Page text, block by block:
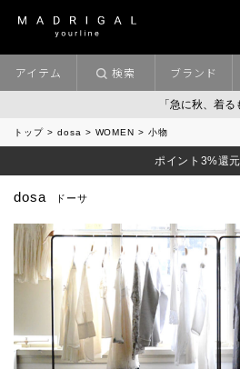
「急に秋、着るもの
アイテム 検索 ブランド
トップ dosa WOMEN 小物
ポイント3%還
dosa ドーサ